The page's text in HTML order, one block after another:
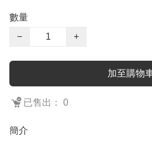
數量
−
+
加至購物
已售出： 0
簡介